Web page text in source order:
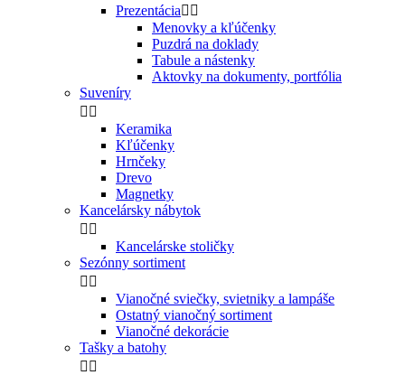
Prezentácia 
Menovky a kľúčenky
Puzdrá na doklady
Tabule a nástenky
Aktovky na dokumenty, portfólia
Suveníry
 
Keramika
Kľúčenky
Hrnčeky
Drevo
Magnetky
Kancelársky nábytok
 
Kancelárske stoličky
Sezónny sortiment
 
Vianočné sviečky, svietniky a lampáše
Ostatný vianočný sortiment
Vianočné dekorácie
Tašky a batohy
 